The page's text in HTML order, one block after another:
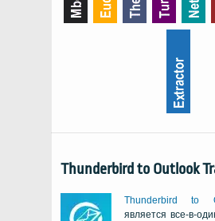
Thunderbird to Outlook
Thunderbird to
является все-в-